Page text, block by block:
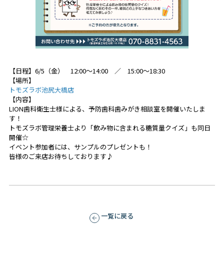
【日程】6/5（金） 12:00～14:00 ／ 15:00～18:30
【場所】
トモズラボ池尻大橋店
【内容】
LION歯科衛生士様による、予防歯科歯みがき相談室を開催いたしま
す！
トモズラボ管理栄養士より「飲み物に含まれる糖質量クイズ」も同日
開催☆
イベント参加者には、サンプルのプレゼントも！
皆様のご来店お待ちしております♪
一覧に戻る